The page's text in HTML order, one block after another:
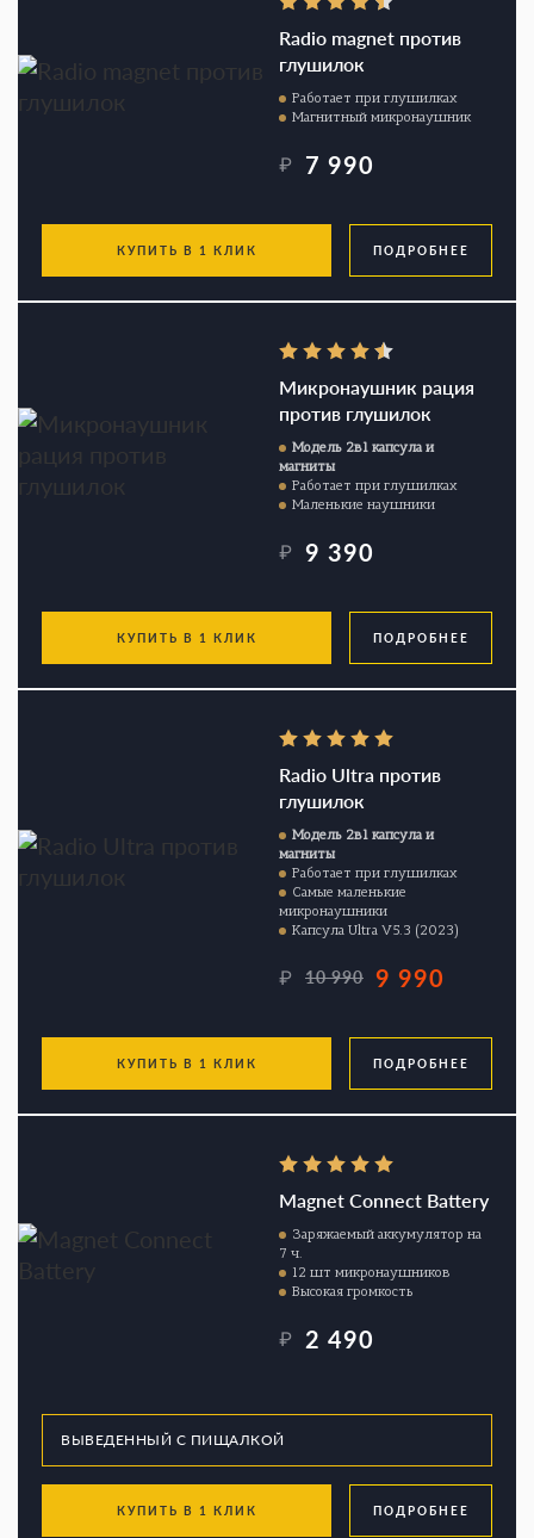
Radio magnet против
глушилок
Работает при глушилках
Магнитный микронаушник
₽ 7 990
КУПИТЬ В 1 КЛИК ПОДРОБНЕЕ
Микронаушник рация
против глушилок
Модель 2в1 капсула и
магниты
Работает при глушилках
Маленькие наушники
₽ 9 390
КУПИТЬ В 1 КЛИК ПОДРОБНЕЕ
Radio Ultra против
глушилок
Модель 2в1 капсула и
магниты
Работает при глушилках
Самые маленькие
микронаушники
Капсула Ultra V5.3 (2023)
₽ 10 990 9 990
КУПИТЬ В 1 КЛИК ПОДРОБНЕЕ
Magnet Connect Battery
Заряжаемый аккумулятор на
7 ч.
12 шт микронаушников
Высокая громкость
₽ 2 490
КУПИТЬ В 1 КЛИК ПОДРОБНЕЕ